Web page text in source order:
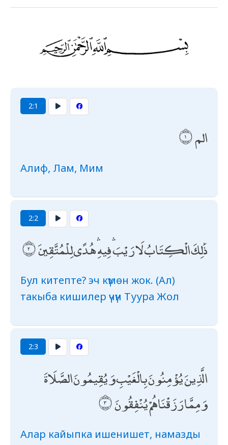
2:1
الم
Алиф, Лам, Мим
2:2
ذَٰلِكَ الْكِتَابُ لَا رَيْبَ ۛ فِيهِ ۛ هُدًى لِلْمُتَّقِينَ
Бул китепте? эч күмөн жок. (Ал)
такыба кишилер үчүн Туура Жол
2:3
الَّذِينَ يُؤْمِنُونَ بِالْغَيْبِ وَيُقِيمُونَ الصَّلَاةَ
وَمِمَّا رَزَقْنَاهُمْ يُنْفِقُونَ
Алар кайыпка ишенишет, намазды